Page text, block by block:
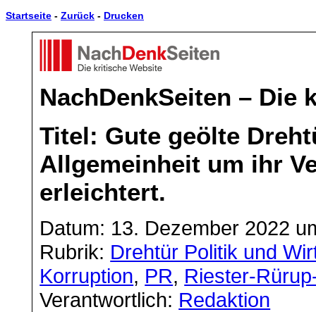
Startseite - Zurück - Drucken
NachDenkSeiten – Die
Titel: Gute geölte
Allgemeinheit um ihr
erleichtert.
Datum: 13. Dezember 2022
Rubrik: Drehtür Politik und
Korruption, PR, Riester-
Verantwortlich: Redaktion